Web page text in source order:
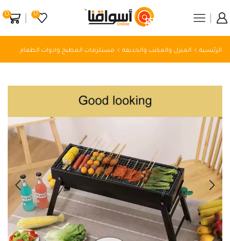
0
0
الرئيسية المنزل والمكتب والحديقة مستلزمات المطبخ وادوات الطعام